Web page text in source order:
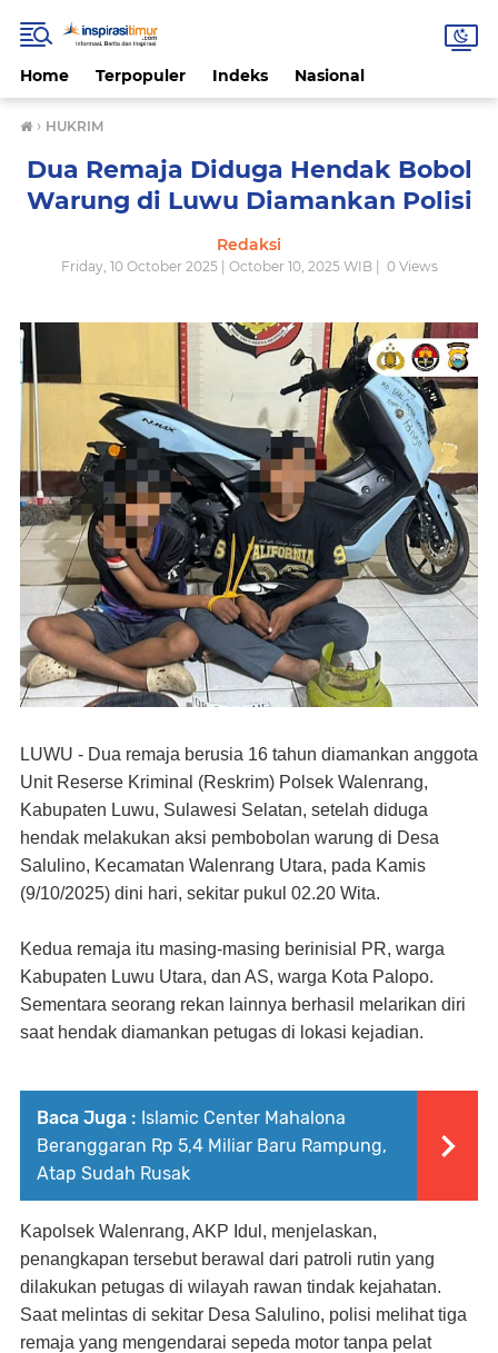
Home Terpopuler Indeks Nasional
› HUKRIM
Dua Remaja Diduga Hendak Bobol
Warung di Luwu Diamankan Polisi
Redaksi
Friday, 10 October 2025 | October 10, 2025 WIB | 0Views
LUWU - Dua remaja berusia 16 tahun diamankan anggota
Unit Reserse Kriminal (Reskrim) Polsek Walenrang,
Kabupaten Luwu, Sulawesi Selatan, setelah diduga
hendak melakukan aksi pembobolan warung di Desa
Salulino, Kecamatan Walenrang Utara, pada Kamis
(9/10/2025) dini hari, sekitar pukul 02.20 Wita.
Kedua remaja itu masing-masing berinisial PR, warga
Kabupaten Luwu Utara, dan AS, warga Kota Palopo.
Sementara seorang rekan lainnya berhasil melarikan diri
saat hendak diamankan petugas di lokasi kejadian.
Baca Juga : Islamic Center Mahalona
Beranggaran Rp 5,4 Miliar Baru Rampung,
Atap Sudah Rusak
Kapolsek Walenrang, AKP Idul, menjelaskan,
penangkapan tersebut berawal dari patroli rutin yang
dilakukan petugas di wilayah rawan tindak kejahatan.
Saat melintas di sekitar Desa Salulino, polisi melihat tiga
remaja yang mengendarai sepeda motor tanpa pelat